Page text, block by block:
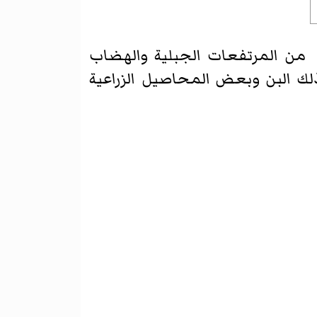
المرتفعات الجبلية والهضاب
البن وبعض المحاصيل الزراعية